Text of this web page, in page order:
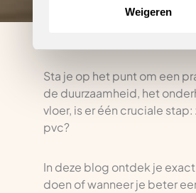
Weigeren
Sta je op het punt om een
de duurzaamheid, het
vloer, is er één cruciale
pvc?
In deze blog ontdek je
doen of wanneer je beter